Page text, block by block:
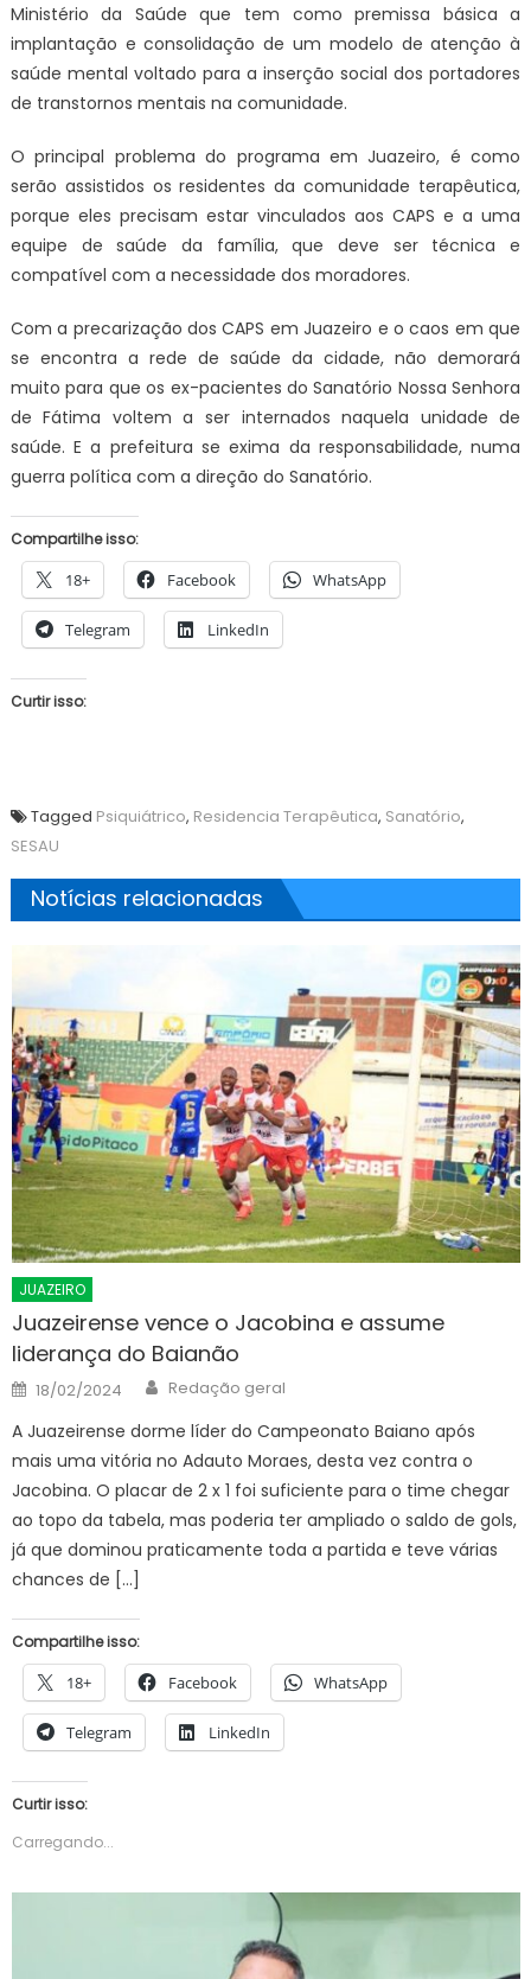
Ministério da Saúde que tem como premissa básica a
implantação e consolidação de um modelo de atenção à
saúde mental voltado para a inserção social dos portadores
de transtornos mentais na comunidade.
O principal problema do programa em Juazeiro, é como
serão assistidos os residentes da comunidade terapêutica,
porque eles precisam estar vinculados aos CAPS e a uma
equipe de saúde da família, que deve ser técnica e
compatível com a necessidade dos moradores.
Com a precarização dos CAPS em Juazeiro e o caos em que
se encontra a rede de saúde da cidade, não demorará
muito para que os ex-pacientes do Sanatório Nossa Senhora
de Fátima voltem a ser internados naquela unidade de
saúde. E a prefeitura se exima da responsabilidade, numa
guerra política com a direção do Sanatório.
Compartilhe isso:
18+ Facebook WhatsApp
Telegram LinkedIn
Curtir isso:
Tagged Psiquiátrico, Residencia Terapêutica, Sanatório,
SESAU
Notícias relacionadas
JUAZEIRO
Juazeirense vence o Jacobina e assume
liderança do Baianão
Posted
on
18/02/2024 Author
Redação geral
A Juazeirense dorme líder do Campeonato Baiano após
mais uma vitória no Adauto Moraes, desta vez contra o
Jacobina. O placar de 2 x 1 foi suficiente para o time chegar
ao topo da tabela, mas poderia ter ampliado o saldo de gols,
já que dominou praticamente toda a partida e teve várias
chances de […]
Compartilhe isso:
18+ Facebook WhatsApp
Telegram LinkedIn
Curtir isso:
Carregando...